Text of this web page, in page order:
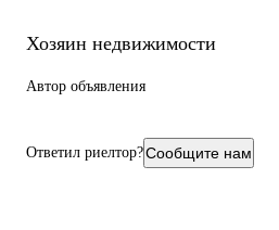
Хозяин недвижимости
Автор объявления
Ответил риелтор?Сообщите нам